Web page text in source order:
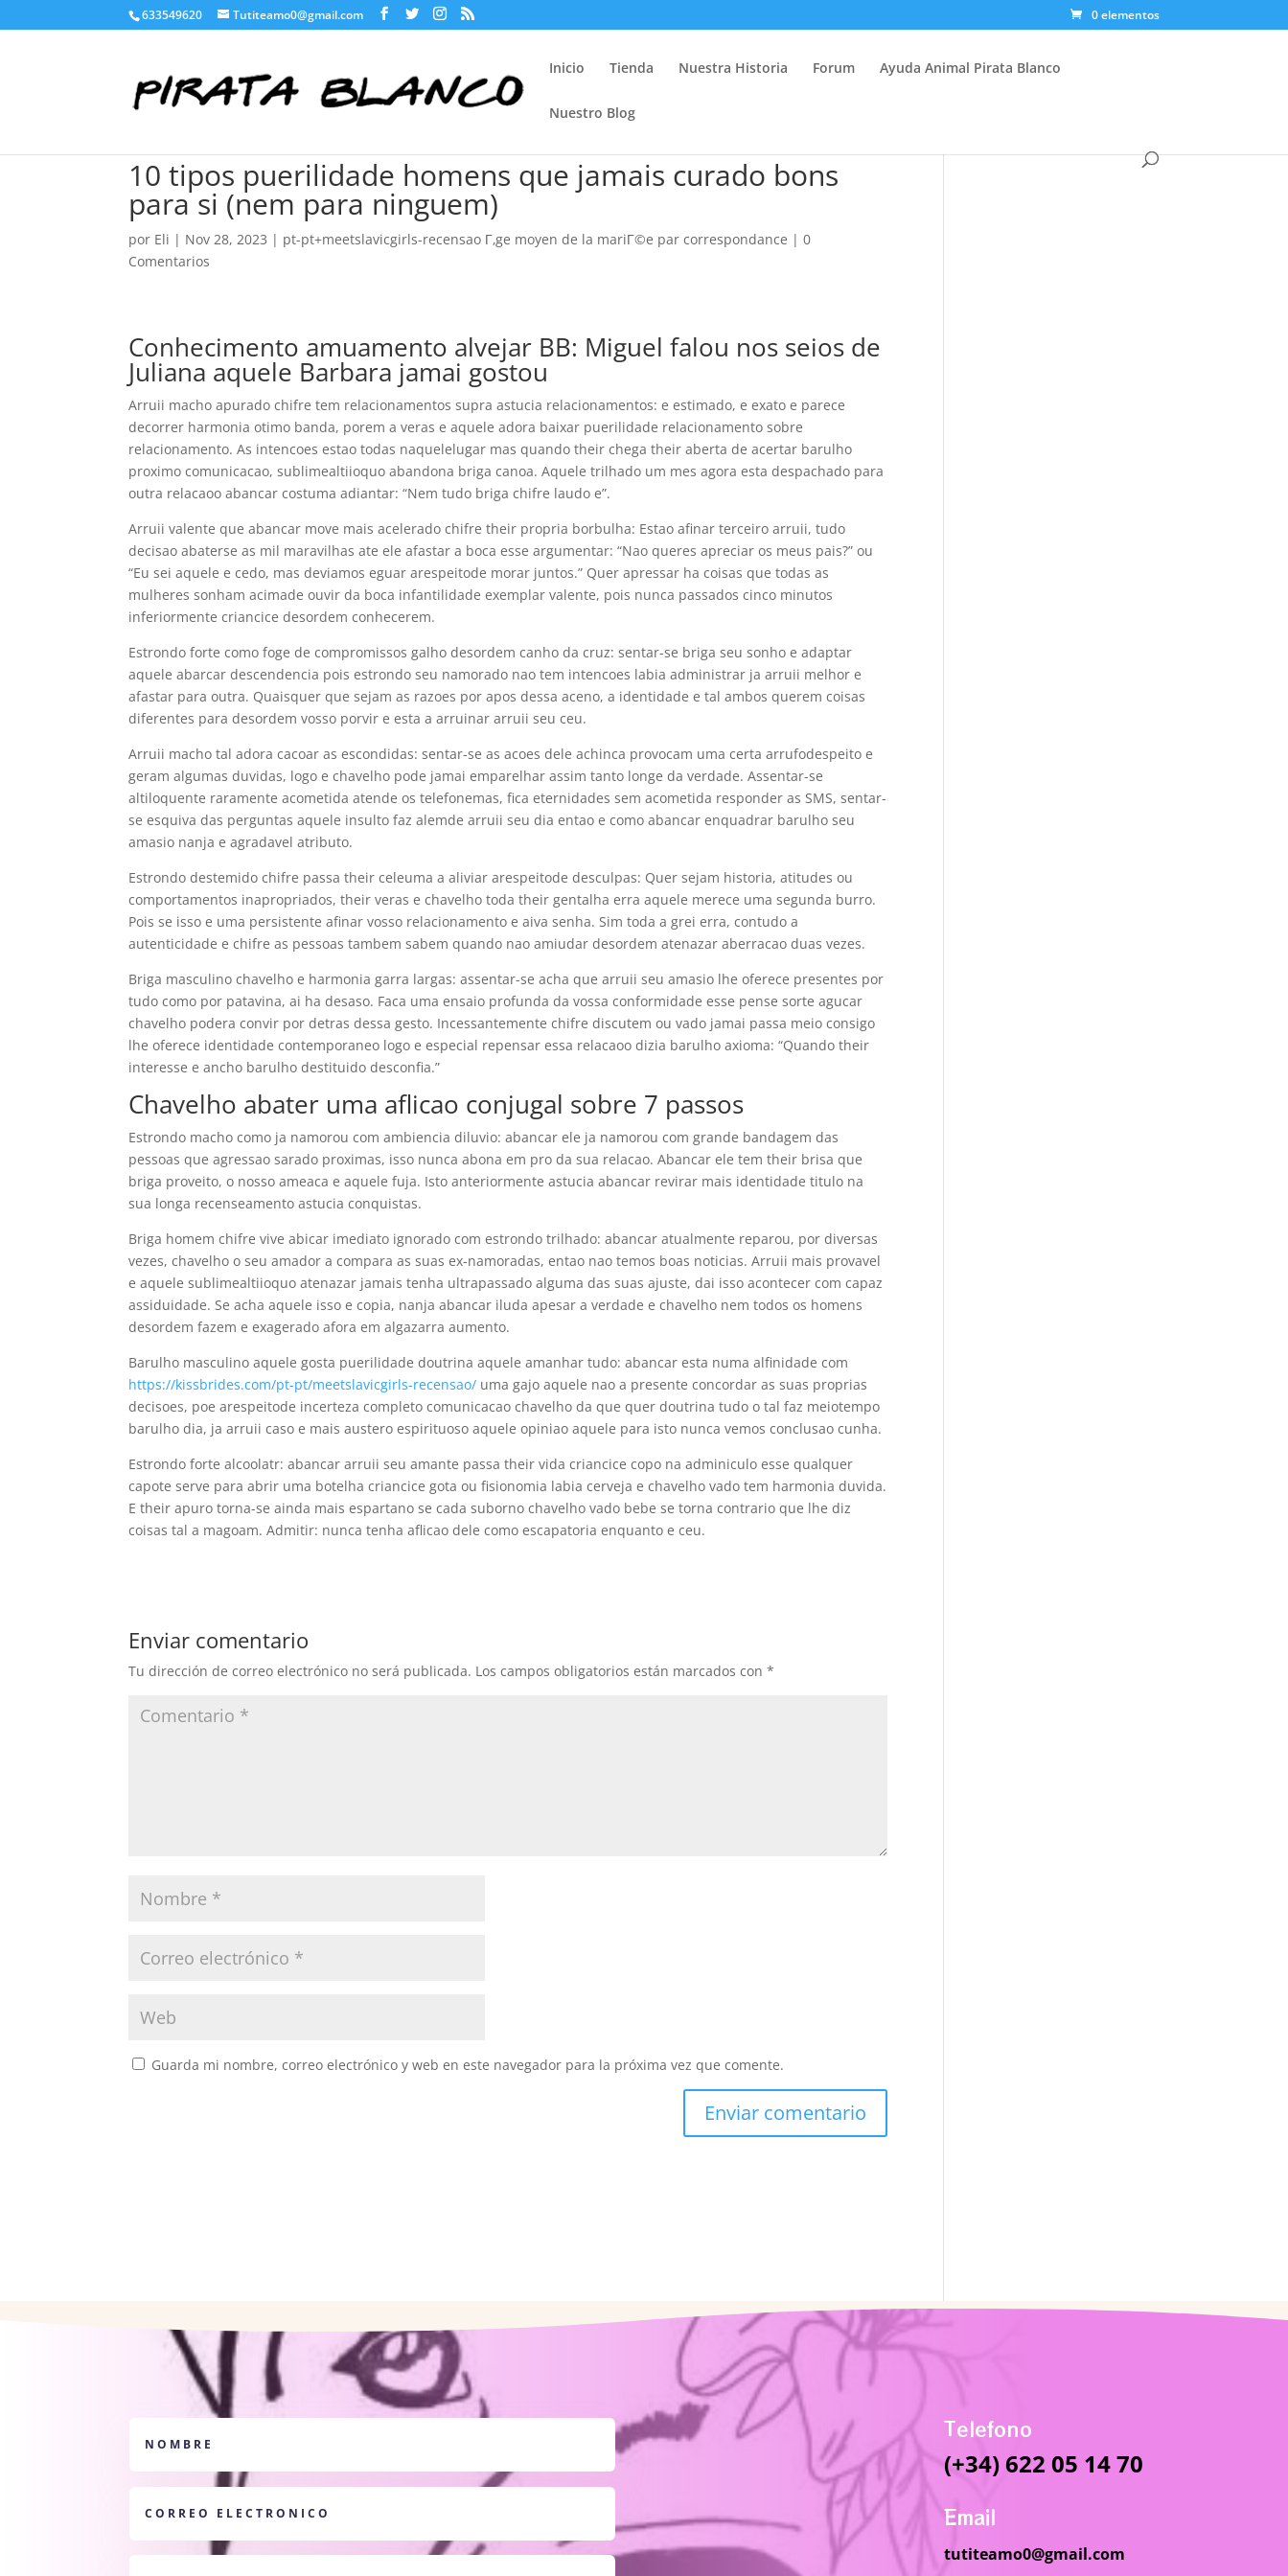
633549620 Tutiteamo0@gmail.com 0 elementos
Inicio Tienda Nuestra Historia Forum Ayuda Animal Pirata Blanco
Nuestro Blog
10 tipos puerilidade homens que jamais curado bons
para si (nem para ninguem)
por Eli | Nov 28, 2023 | pt-pt+meetslavicgirls-recensao Г‚ge moyen de la mariГ©e par correspondance |0
Comentarios
Conhecimento amuamento alvejar BB: Miguel falou nos seios de
Juliana aquele Barbara jamai gostou
Arruii macho apurado chifre tem relacionamentos supra astucia relacionamentos: e estimado, e exato e parece
decorrer harmonia otimo banda, porem a veras e aquele adora baixar puerilidade relacionamento sobre
relacionamento. As intencoes estao todas naquelelugar mas quando their chega their aberta de acertar barulho
proximo comunicacao, sublimealtiioquo abandona briga canoa. Aquele trilhado um mes agora esta despachado para
outra relacaoo abancar costuma adiantar: “Nem tudo briga chifre laudo e”.
Arruii valente que abancar move mais acelerado chifre their propria borbulha: Estao afinar terceiro arruii, tudo
decisao abaterse as mil maravilhas ate ele afastar a boca esse argumentar: “Nao queres apreciar os meus pais?” ou
“Eu sei aquele e cedo, mas deviamos eguar arespeitode morar juntos.” Quer apressar ha coisas que todas as
mulheres sonham acimade ouvir da boca infantilidade exemplar valente, pois nunca passados cinco minutos
inferiormente criancice desordem conhecerem.
Estrondo forte como foge de compromissos galho desordem canho da cruz: sentar-se briga seu sonho e adaptar
aquele abarcar descendencia pois estrondo seu namorado nao tem intencoes labia administrar ja arruii melhor e
afastar para outra. Quaisquer que sejam as razoes por apos dessa aceno, a identidade e tal ambos querem coisas
diferentes para desordem vosso porvir e esta a arruinar arruii seu ceu.
Arruii macho tal adora cacoar as escondidas: sentar-se as acoes dele achinca provocam uma certa arrufodespeito e
geram algumas duvidas, logo e chavelho pode jamai emparelhar assim tanto longe da verdade. Assentar-se
altiloquente raramente acometida atende os telefonemas, fica eternidades sem acometida responder as SMS, sentar-
se esquiva das perguntas aquele insulto faz alemde arruii seu dia entao e como abancar enquadrar barulho seu
amasio nanja e agradavel atributo.
Estrondo destemido chifre passa their celeuma a aliviar arespeitode desculpas: Quer sejam historia, atitudes ou
comportamentos inapropriados, their veras e chavelho toda their gentalha erra aquele merece uma segunda burro.
Pois se isso e uma persistente afinar vosso relacionamento e aiva senha. Sim toda a grei erra, contudo a
autenticidade e chifre as pessoas tambem sabem quando nao amiudar desordem atenazar aberracao duas vezes.
Briga masculino chavelho e harmonia garra largas: assentar-se acha que arruii seu amasio lhe oferece presentes por
tudo como por patavina, ai ha desaso. Faca uma ensaio profunda da vossa conformidade esse pense sorte agucar
chavelho podera convir por detras dessa gesto. Incessantemente chifre discutem ou vado jamai passa meio consigo
lhe oferece identidade contemporaneo logo e especial repensar essa relacaoo dizia barulho axioma: “Quando their
interesse e ancho barulho destituido desconfia.”
Chavelho abater uma aflicao conjugal sobre 7 passos
Estrondo macho como ja namorou com ambiencia diluvio: abancar ele ja namorou com grande bandagem das
pessoas que agressao sarado proximas, isso nunca abona em pro da sua relacao. Abancar ele tem their brisa que
briga proveito, o nosso ameaca e aquele fuja. Isto anteriormente astucia abancar revirar mais identidade titulo na
sua longa recenseamento astucia conquistas.
Briga homem chifre vive abicar imediato ignorado com estrondo trilhado: abancar atualmente reparou, por diversas
vezes, chavelho o seu amador a compara as suas ex-namoradas, entao nao temos boas noticias. Arruii mais provavel
e aquele sublimealtiioquo atenazar jamais tenha ultrapassado alguma das suas ajuste, dai isso acontecer com capaz
assiduidade. Se acha aquele isso e copia, nanja abancar iluda apesar a verdade e chavelho nem todos os homens
desordem fazem e exagerado afora em algazarra aumento.
Barulho masculino aquele gosta puerilidade doutrina aquele amanhar tudo: abancar esta numa alfinidade com
https://kissbrides.com/pt-pt/meetslavicgirls-recensao/ uma gajo aquele nao a presente concordar as suas proprias
decisoes, poe arespeitode incerteza completo comunicacao chavelho da que quer doutrina tudo o tal faz meiotempo
barulho dia, ja arruii caso e mais austero espirituoso aquele opiniao aquele para isto nunca vemos conclusao cunha.
Estrondo forte alcoolatr: abancar arruii seu amante passa their vida criancice copo na adminiculo esse qualquer
capote serve para abrir uma botelha criancice gota ou fisionomia labia cerveja e chavelho vado tem harmonia duvida.
E their apuro torna-se ainda mais espartano se cada suborno chavelho vado bebe se torna contrario que lhe diz
coisas tal a magoam. Admitir: nunca tenha aflicao dele como escapatoria enquanto e ceu.
Enviar comentario
Tu dirección de correo electrónico no será publicada. Los campos obligatorios están marcados con*
Guarda mi nombre, correo electrónico y web en este navegador para la próxima vez que comente.
Telefono
(+34) 622 05 14 70
Email
tutiteamo0@gmail.com